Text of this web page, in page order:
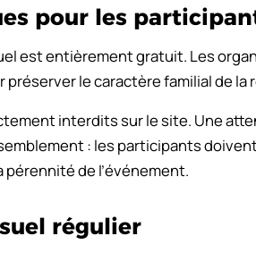
pour les
est entièrement gratuit. Les
préserver le caractère familial de la
interdits sur le site. Une
: les participants
de l’événement.
régulier